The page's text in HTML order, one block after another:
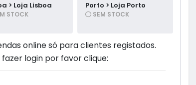
> Loja Lisboa
STOCK
Porto > Loja Porto
SEM STOCK
online só para clientes registados.
login por favor clique: